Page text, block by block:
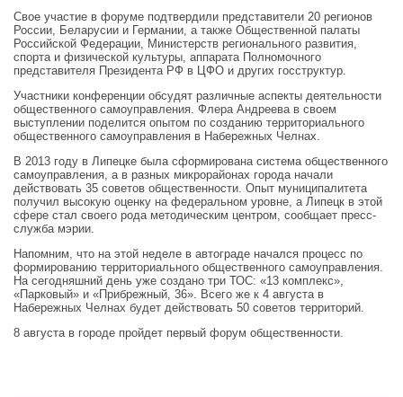
Свое участие в форуме подтвердили представители 20 регионов
России, Беларусии и Германии, а также Общественной палаты
Российской Федерации, Министерств регионального развития,
спорта и физической культуры, аппарата Полномочного
представителя Президента РФ в ЦФО и других госструктур.
Участники конференции обсудят различные аспекты деятельности
общественного самоуправления. Флера Андреева в своем
выступлении поделится опытом по созданию территориального
общественного самоуправления в Набережных Челнах.
В 2013 году в Липецке была сформирована система общественного
самоуправления, а в разных микрорайонах города начали
действовать 35 советов общественности. Опыт муниципалитета
получил высокую оценку на федеральном уровне, а Липецк в этой
сфере стал своего рода методическим центром, сообщает пресс-
служба мэрии.
Напомним, что на этой неделе в автограде начался процесс по
формированию территориального общественного самоуправления.
На сегодняшний день уже создано три ТОС: «13 комплекс»,
«Парковый» и «Прибрежный, 36». Всего же к 4 августа в
Набережных Челнах будет действовать 50 советов территорий.
8 августа в городе пройдет первый форум общественности.